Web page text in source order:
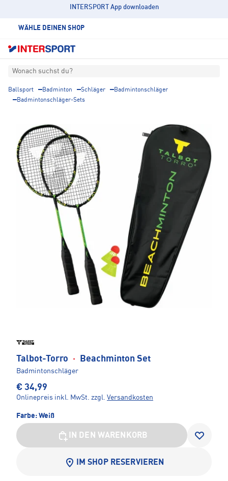
INTERSPORT App downloaden
WÄHLE DEINEN SHOP
Wonach suchst du?
Ballsport Badminton Schläger
Badmintonschläger
Badmintonschläger-Sets
Talbot-Torro · Beachminton Set
Badmintonschläger
€ 34,99
Onlinepreis inkl. MwSt. zzgl. Versandkosten
Farbe: Weiß
IN DEN WARENKORB
IM SHOP RESERVIEREN